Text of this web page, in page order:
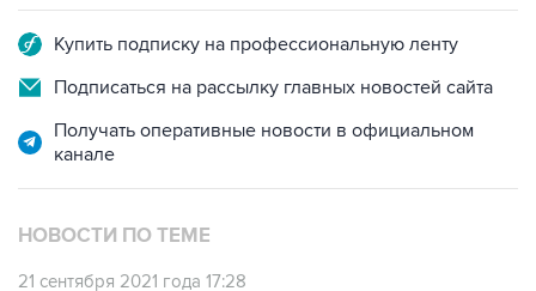
Подписаться на рассылку главных новостей сайта
Получать оперативные новости в официальном
НОВОСТИ ПО ТЕМЕ
21 сентября 2021 года 17:28